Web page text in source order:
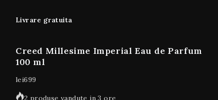
Livrare gratuita
Creed Millesime Imperial Eau de Parfum
100 ml
lei699
2 produse vandute in 3 ore